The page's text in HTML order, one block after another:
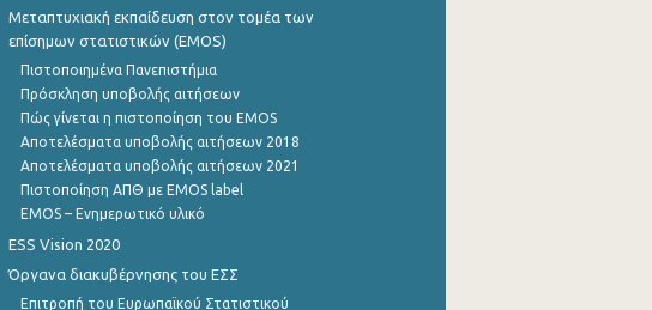
Μεταπτυχιακή εκπαίδευση στον τομέα των
επίσημων στατιστικών (EMOS)
Πιστοποιημένα Πανεπιστήμια
Πρόσκληση υποβολής αιτήσεων
Πώς γίνεται η πιστοποίηση του EMOS
Αποτελέσματα υποβολής αιτήσεων 2018
Αποτελέσματα υποβολής αιτήσεων 2021
Πιστοποίηση ΑΠΘ με EMOS label
EMOS – Ενημερωτικό υλικό
ESS Vision 2020
Όργανα διακυβέρνησης του ΕΣΣ
Επιτροπή του Ευρωπαϊκού Στατιστικού